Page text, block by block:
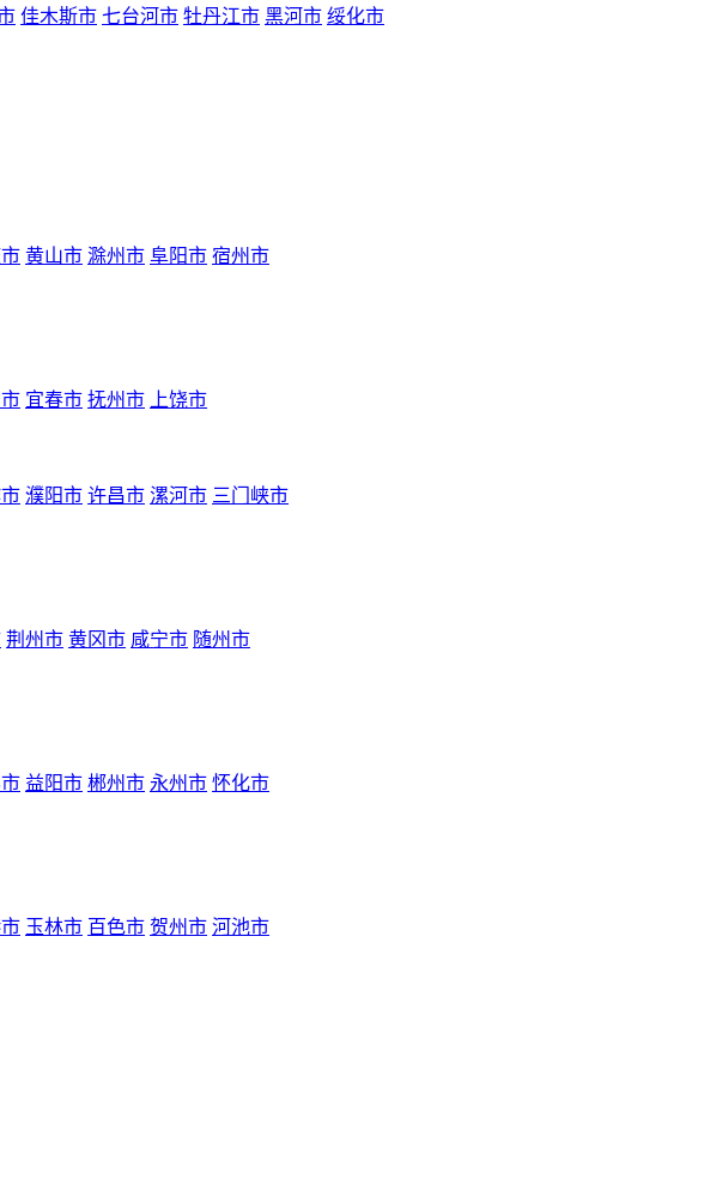
佳木斯市 七台河市 牡丹江市 黑河市 绥化市
黄山市 滁州市 阜阳市 宿州市
宜春市 抚州市 上饶市
濮阳市 许昌市 漯河市 三门峡市
荆州市 黄冈市 咸宁市 随州市
益阳市 郴州市 永州市 怀化市
玉林市 百色市 贺州市 河池市